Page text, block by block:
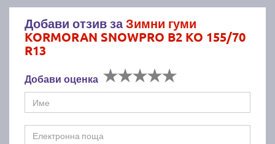
Добави отзив заЗимни гуми
KORMORAN SNOWPRO B2 KO 155/70
R13
Добави оценка